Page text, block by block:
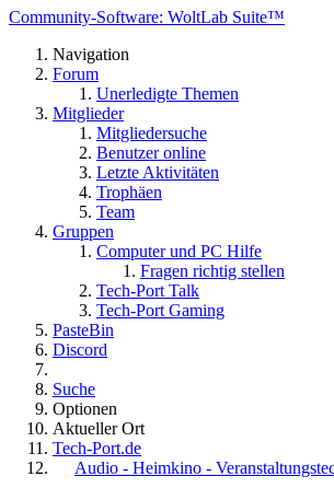
Community-Software: WoltLab Suite™
Navigation
Forum
Unerledigte Themen
Mitglieder
Mitgliedersuche
Benutzer online
Letzte Aktivitäten
Trophäen
Team
Gruppen
Computer und PC Hilfe
Fragen richtig stellen
Tech-Port Talk
Tech-Port Gaming
PasteBin
Discord
Suche
Optionen
Aktueller Ort
Tech-Port.de
Audio - Heimkino -